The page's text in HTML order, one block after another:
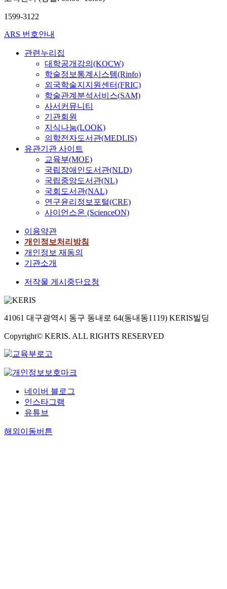
1599-3122
ARS 번호안내
관련누리집
대학공개강의(KOCW)
학술정보통계시스템(Rinfo)
외국학술지지원센터(FRIC)
학술관계분석서비스(SAM)
사서커뮤니티
기관회원
지식나눔(LOOK)
의학전자도서관(MEDLIS)
유관기관 사이트
교육부(MOE)
국립장애인도서관(NLD)
국립중앙도서관(NL)
국회도서관(NAL)
연구윤리정보포털(CRE)
사이언스온 (ScienceON)
이용약관
개인정보처리방침
개인정보 재동의
기관소개
저작물 게시중단요청
41061 대구광역시 동구 동내로 64(동내동1119) KERIS빌딩
Copyright© KERIS. ALL RIGHTS RESERVED
네이버 블로그
인스타그램
유튜브
해외이동버튼